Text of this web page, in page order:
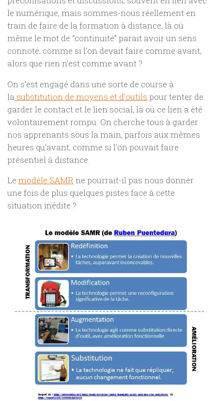
le numérique, mais sommes-nous réellement en
train de faire de la formation à distance, là où
même le mot de “continuité” parait avoir un sens
connoté, comme si l’on devait faire comme avant,
alors que rien n’est comme avant ?
On s’est engagé dans une sorte de course à
la substitution de moyens et d’outils pour tenter de
garder le contact et le lien social, là où ce lien a été
volontairement rompu. On cherche tous à garder
nos apprenants sous la main, parfois aux mêmes
heures qu’avant, comme si l’on pouvait faire
présentiel à distance.
Le modèle SAMR ne pourrait-il pas nous donner
une fois de plus quelques pistes face à cette
situation inédite ?